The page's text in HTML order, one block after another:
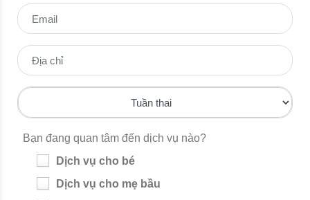
Bạn đang quan tâm đến dịch vụ nào?
Dịch vụ cho bé
Dịch vụ cho mẹ bầu